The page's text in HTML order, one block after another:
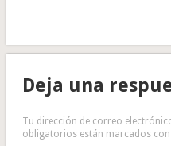
Deja una
Tu dirección de correo
obligatorios están marcados con